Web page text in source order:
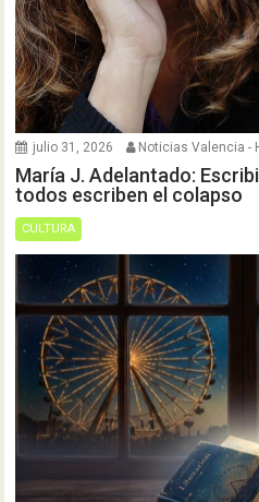
julio 31, 2026 Noticias Valencia -
María J. Adelantado:
todos escriben el colapso
CULTURA